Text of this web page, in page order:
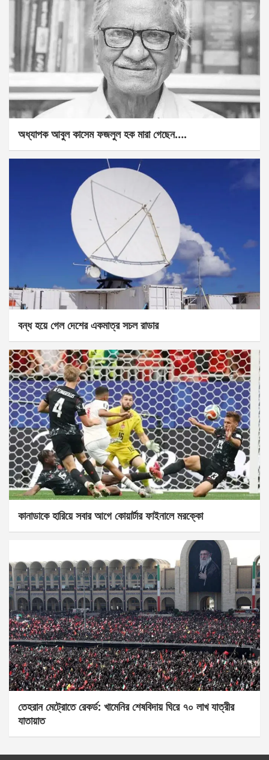
অধ্যাপক আবুল কাসেম ফজলুল হক মারা গেছেন….
বন্ধ হয়ে গেল দেশের একমাত্র সচল রাডার
কানাডাকে হারিয়ে সবার আগে কোয়ার্টার ফাইনালে মরক্কো
তেহরান মেট্রোতে রেকর্ড: খামেনির শেষবিদায় ঘিরে ৭০ লাখ যাত্রীর
যাতায়াত